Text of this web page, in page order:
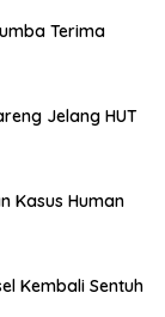
Terima
Jelang HUT
Kasus Human
Kembali Sentuh